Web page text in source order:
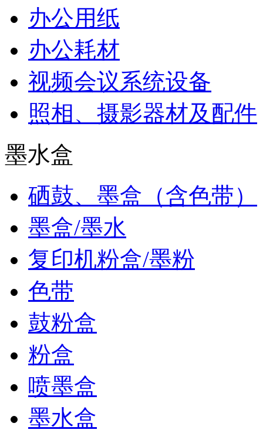
办公用纸
办公耗材
视频会议系统设备
照相、摄影器材及配件
墨水盒
硒鼓、墨盒（含色带）
墨盒/墨水
复印机粉盒/墨粉
色带
鼓粉盒
粉盒
喷墨盒
墨水盒